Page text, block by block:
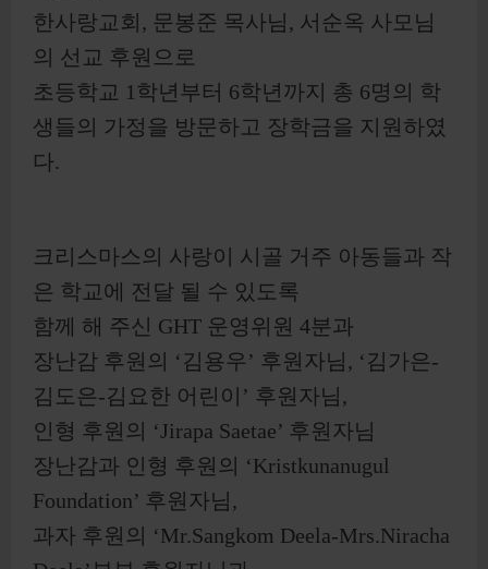
한사랑교회, 문봉준 목사님, 서순옥 사모님
의 선교 후원으로
초등학교 1학년부터 6학년까지 총 6명의 학
생들의 가정을 방문하고 장학금을 지원하였
다.​
크리스마스의 사랑이 시골 거주 아동들과 작
은 학교에 전달 될 수 있도록
함께 해 주신 GHT 운영위원 4분과
장난감 후원의 ‘김용우’ 후원자님, ‘김가은-
김도은-김요한 어린이’ 후원자님,
인형 후원의 ‘Jirapa Saetae’ 후원자님
장난감과 인형 후원의 ‘Kristkunanugul
Foundation’ 후원자님,
과자 후원의 ‘Mr.Sangkom Deela-Mrs.Niracha